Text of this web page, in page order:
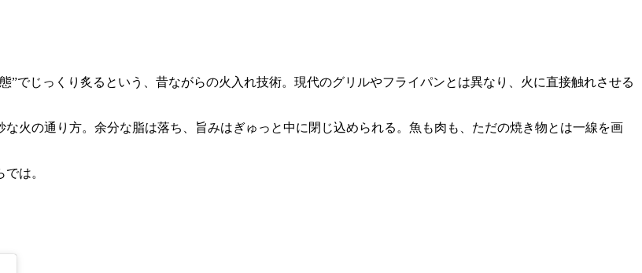
”でじっくり炙るという、昔ながらの火入れ技術。現代のグリルやフライパンとは異なり、火に直接触れさせる
火の通り方。余分な脂は落ち、旨みはぎゅっと中に閉じ込められる。魚も肉も、ただの焼き物とは一線を画
は。